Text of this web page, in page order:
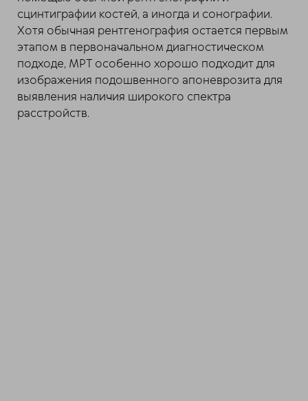
сцинтиграфии костей, а иногда и сонографии.
Хотя обычная рентгенография остается первым
этапом в первоначальном диагностическом
подходе, МРТ особенно хорошо подходит для
изображения подошвенного апоневрозита для
выявления наличия широкого спектра
расстройств.